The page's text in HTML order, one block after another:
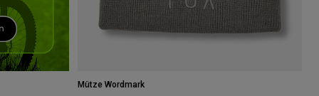
Mütze Wordmark